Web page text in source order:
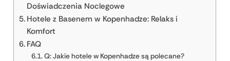
Doświadczenia Noclegowe
Hotele z Basenem w Kopenhadze: Relaks i
Komfort
FAQ
Q: Jakie hotele w Kopenhadze są polecane?